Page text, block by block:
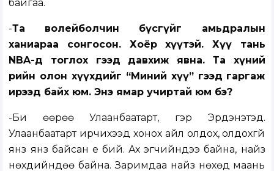
байгаа.
-Та волейболчин бүсгүйг амьдралын
ханиараа сонгосон. Хоёр хүүтэй. Хүү тань
NBA-д тоглох гээд давхиж явна. Та хүний
өөрийн олон хүүхдийг “Миний хүү” гээд гаргаж
ирээд байх юм. Энэ ямар учиртай юм бэ?
-Би өөрөө Улаанбаатарт, гэр Эрдэнэтэд.
Улаанбаатарт ирчихээд хонох айл олдох, олдохгүй
янз янз байсан үе бий. Ах эгчийндээ байна, найз
нөхдийндөө байна. Заримдаа найз нөхөд маань